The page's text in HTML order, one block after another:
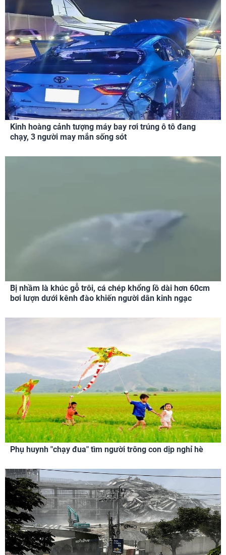
Kinh hoàng cảnh tượng máy bay rơi trúng ô tô đang
chạy, 3 người may mắn sống sót
Bị nhầm là khúc gỗ trôi, cá chép khổng lồ dài hơn 60cm
bơi lượn dưới kênh đào khiến người dân kinh ngạc
Phụ huynh "chạy đua" tìm người trông con dịp nghỉ hè